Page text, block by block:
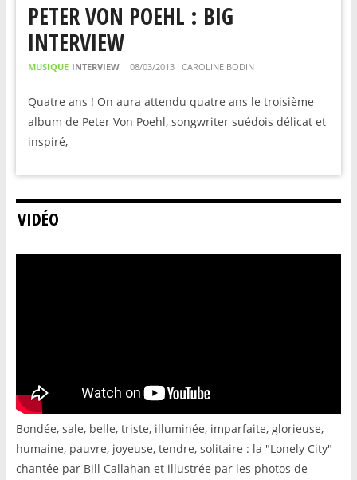
PETER VON POEHL : BIG
INTERVIEW
MUSIQUE INTERVIEW 08/03/2013 CAROLINE BODIN
Quatre ans ! On aura attendu quatre ans le troisième
album de Peter Von Poehl, songwriter suédois délicat et
inspiré,
VIDÉO
Bondée, sale, belle, triste, illuminée, imparfaite, glorieuse,
humaine, pauvre, joyeuse, tendre, solitaire : la "Lonely City"
chantée par Bill Callahan et illustrée par les photos de